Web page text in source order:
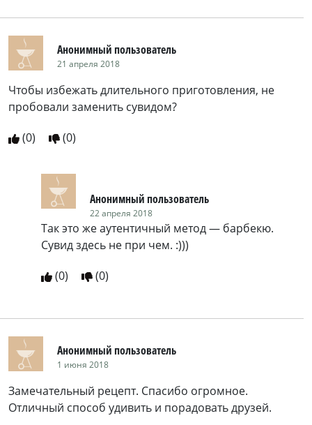
Анонимный пользователь
21 апреля 2018
Чтобы избежать длительного приготовления, не
пробовали заменить сувидом?
(0) (0)
Анонимный пользователь
22 апреля 2018
Так это же аутентичный метод — барбекю.
Сувид здесь не при чем. :)))
(0) (0)
Анонимный пользователь
1 июня 2018
Замечательный рецепт. Спасибо огромное.
Отличный способ удивить и порадовать друзей.